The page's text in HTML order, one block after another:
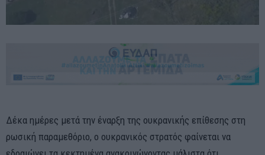
Δέκα ημέρες μετά την έναρξη της ουκρανικής επίθεσης στη
ρωσική παραμεθόριο, ο ουκρανικός στρατός φαίνεται να